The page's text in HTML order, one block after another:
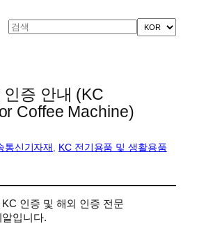
Search
증 안내 (KC
Coffee Machine)
통신기자재 KC 전기용품 및 생활용품
인증 및 해외 인증 전문
입니다.